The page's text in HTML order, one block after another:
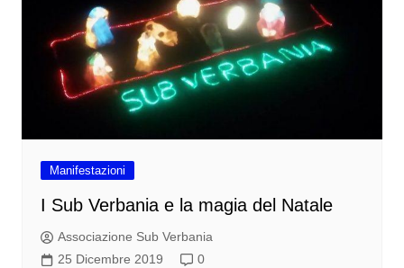
Manifestazioni
I Sub Verbania e la magia del Natale
Associazione Sub Verbania
25 Dicembre 2019
0